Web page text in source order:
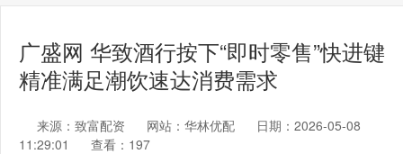
广盛网 华致酒行按下“即时零售”快进键
精准满足潮饮速达消费需求
来源：致富配资 网站：华林优配
日期：2026-05-08
11:29:01
查看：197